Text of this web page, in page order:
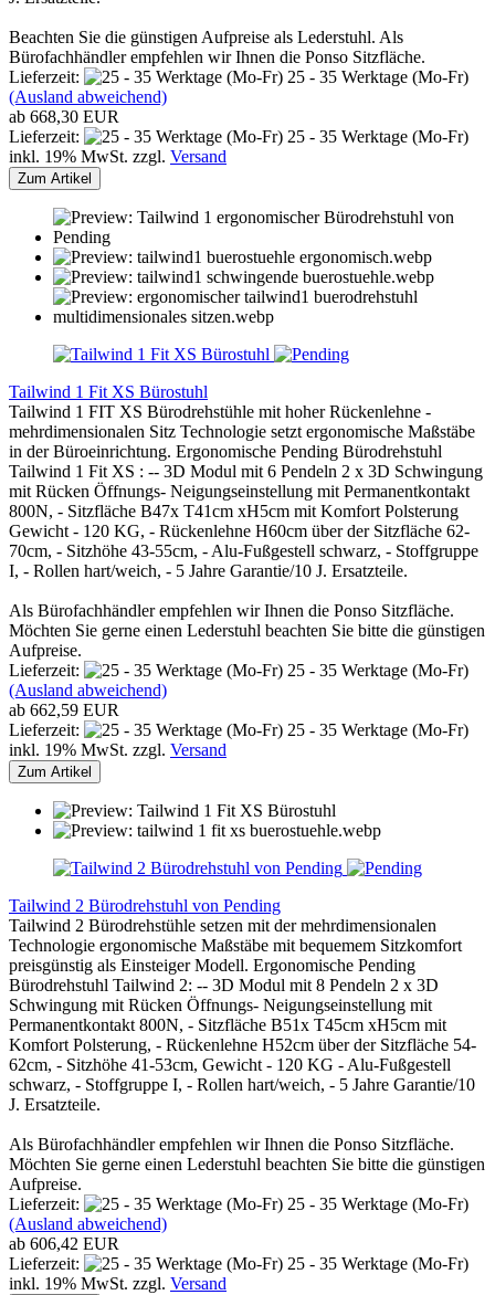
Beachten Sie die günstigen Aufpreise als Lederstuhl. Als
Bürofachhändler empfehlen wir Ihnen die Ponso Sitzfläche.
Lieferzeit:
25 - 35 Werktage (Mo-Fr)
(Ausland abweichend)
ab 668,30 EUR
Lieferzeit:
25 - 35 Werktage (Mo-Fr)
inkl. 19% MwSt. zzgl. Versand
Zum Artikel
Tailwind 1 Fit XS Bürostuhl
Tailwind 1 FIT XS Bürodrehstühle mit hoher Rückenlehne -
mehrdimensionalen Sitz Technologie setzt ergonomische Maßstäbe
in der Büroeinrichtung. Ergonomische Pending Bürodrehstuhl
Tailwind 1 Fit XS : -- 3D Modul mit 6 Pendeln 2 x 3D Schwingung
mit Rücken Öffnungs- Neigungseinstellung mit Permanentkontakt
800N, - Sitzfläche B47x T41cm xH5cm mit Komfort Polsterung
Gewicht - 120 KG, - Rückenlehne H60cm über der Sitzfläche 62-
70cm, - Sitzhöhe 43-55cm, - Alu-Fußgestell schwarz, - Stoffgruppe
I, - Rollen hart/weich, - 5 Jahre Garantie/10 J. Ersatzteile.
Als Bürofachhändler empfehlen wir Ihnen die Ponso Sitzfläche.
Möchten Sie gerne einen Lederstuhl beachten Sie bitte die günstigen
Aufpreise.
Lieferzeit:
25 - 35 Werktage (Mo-Fr)
(Ausland abweichend)
ab 662,59 EUR
Lieferzeit:
25 - 35 Werktage (Mo-Fr)
inkl. 19% MwSt. zzgl. Versand
Zum Artikel
Tailwind 2 Bürodrehstuhl von Pending
Tailwind 2 Bürodrehstühle setzen mit der mehrdimensionalen
Technologie ergonomische Maßstäbe mit bequemem Sitzkomfort
preisgünstig als Einsteiger Modell. Ergonomische Pending
Bürodrehstuhl Tailwind 2: -- 3D Modul mit 8 Pendeln 2 x 3D
Schwingung mit Rücken Öffnungs- Neigungseinstellung mit
Permanentkontakt 800N, - Sitzfläche B51x T45cm xH5cm mit
Komfort Polsterung, - Rückenlehne H52cm über der Sitzfläche 54-
62cm, - Sitzhöhe 41-53cm, Gewicht - 120 KG - Alu-Fußgestell
schwarz, - Stoffgruppe I, - Rollen hart/weich, - 5 Jahre Garantie/10
J. Ersatzteile.
Als Bürofachhändler empfehlen wir Ihnen die Ponso Sitzfläche.
Möchten Sie gerne einen Lederstuhl beachten Sie bitte die günstigen
Aufpreise.
Lieferzeit:
25 - 35 Werktage (Mo-Fr)
(Ausland abweichend)
ab 606,42 EUR
Lieferzeit:
25 - 35 Werktage (Mo-Fr)
inkl. 19% MwSt. zzgl. Versand